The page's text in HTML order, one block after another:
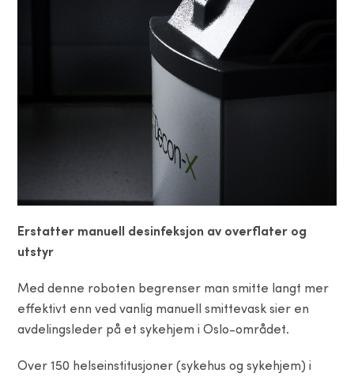
Erstatter manuell desinfeksjon av overflater og
utstyr
Med denne roboten begrenser man smitte langt mer
effektivt enn ved vanlig manuell smittevask sier en
avdelingsleder på et sykehjem i Oslo-området.
Over 150 helseinstitusjoner (sykehus og sykehjem) i